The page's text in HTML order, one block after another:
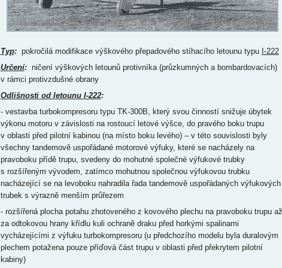
Typ:pokročilá modifikace výškového přepadového stíhacího letounu typu I-222
Určení:ničení výškových letounů protivníka (průzkumných a bombardovacích)
v rámci protivzdušné obrany
Odlišnosti od letounu I-222:
- vestavba turbokompresoru typu TK-300B, který svou činností snižuje úbytek
výkonu motoru v závislosti na rostoucí letové výšce, do pravého boku trupu
v oblasti před pilotní kabinou (na místo boku levého) – v této souvislosti byly
všechny tandemově uspořádané motorové výfuky, které se nacházely na
pravoboku přídě trupu, svedeny do mohutné společné výfukové trubky
s rozšířeným vývodem, zatímco mohutnou společnou výfukovou trubku
nacházející se na levoboku nahradila řada tandemově uspořádaných výfukových
trubek s výrazně menším průřezem
- rozšířená plocha potahu zhotoveného z kovového plechu na pravoboku trupu až
za odtokovou hrany křídlu kuli ochraně draku před horkými spalinami
vycházejícími z výfuku turbokompresoru (u předchozího modelu byla duralovým
plechem potažena pouze příďová část trupu v oblasti před překrytem pilotní
kabiny)